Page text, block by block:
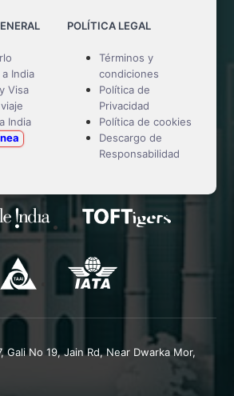
India
Visa
India
POLÍTICA LEGAL
Términos y
condiciones
Política de
Privacidad
Política de cookies
Descargo de
Responsabilidad
Gali No 19, Jain Rd, Near Dwarka Mor,